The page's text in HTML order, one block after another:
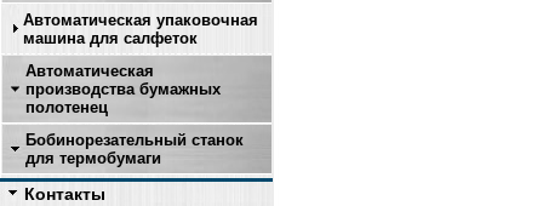
Автоматическая упаковочная
машина для салфеток
Автоматическая
производства бумажных
полотенец
Бобинорезательный станок
для термобумаги
Контакты